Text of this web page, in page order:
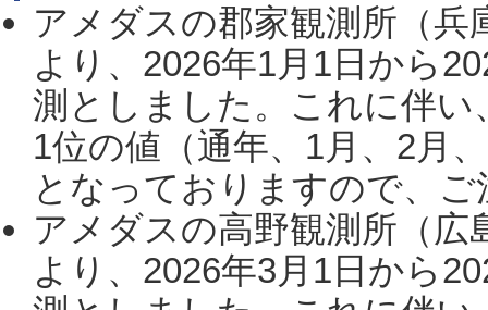
アメダスの郡家観測所（
より、2026年1月1日から
測としました。これに伴い
1位の値（通年、1月、2月
となっておりますので、
アメダスの高野観測所（
より、2026年3月1日から